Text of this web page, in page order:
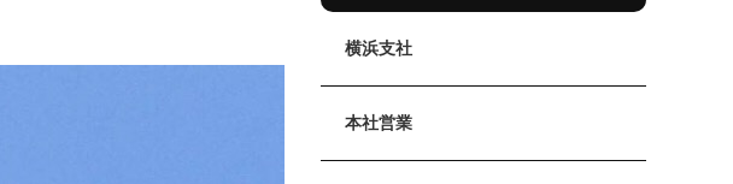
横浜支社
本社営業